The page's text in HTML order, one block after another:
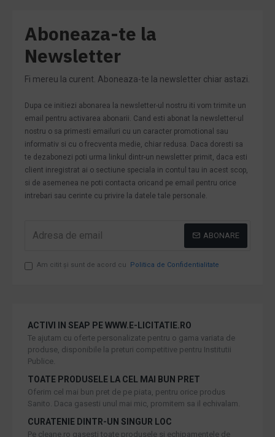
Aboneaza-te la
Newsletter
Fi mereu la curent. Aboneaza-te la newsletter chiar astazi.
Dupa ce initiezi abonarea la newsletter-ul nostru iti vom trimite un
email pentru activarea abonarii. Cand esti abonat la newsletter-ul
nostru o sa primesti emailuri cu un caracter promotional sau
informativ si cu o frecventa medie, chiar redusa. Daca doresti sa
te dezabonezi poti urma linkul dintr-un newsletter primit, daca esti
client inregistrat ai o sectiune speciala in contul tau in acest scop,
si de asemenea ne poti contacta oricand pe email pentru orice
intrebari sau cerinte cu privire la datele tale personale.
ABONARE
Am citit şi sunt de acord cu Politica de Confidentialitate
ACTIVI IN SEAP PE WWW.E-LICITATIE.RO
Te ajutam cu oferte personalizate pentru o gama variata de
produse, disponibile la preturi competitive pentru Institutii
Publice.
TOATE PRODUSELE LA CEL MAI BUN PRET
Oferim cel mai bun pret de pe piata, pentru orice produs
Sanito. Daca gasesti unul mai mic, promitem sa il echivalam.
CURATENIE DINTR-UN SINGUR LOC
Pe cleane.ro gasesti toate produsele si echipamentele de